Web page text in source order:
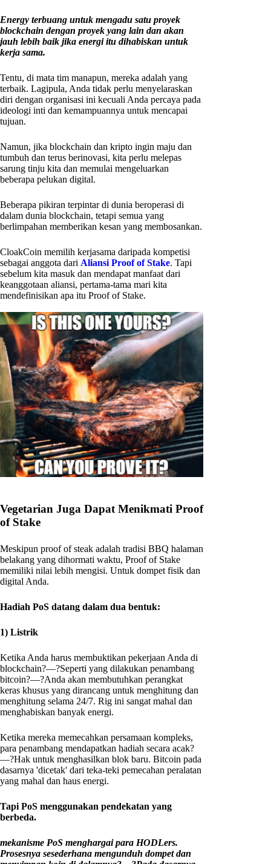
Energy terbuang untuk mengadu satu proyek
blockchain dengan proyek yang lain dan akan
jauh lebih baik jika energi itu dihabiskan untuk
kerja sama.
Tentu, di mata tim manapun, mereka adalah yang
terbaik. Lagipula, Anda tidak perlu menyelaraskan
diri dengan organisasi ini kecuali Anda percaya pada
ideologi inti dan kemampuannya untuk mencapai
tujuan.
Namun, jika blockchain dan kripto ingin maju dan
tumbuh dan terus berinovasi, kita perlu melepas
sarung tinju kita dan memulai mengeluarkan
beberapa pelukan digital.
Beberapa pikiran terpintar di dunia beroperasi di
dalam dunia blockchain, tetapi semua yang
berlimpahan memberikan kesan yang membosankan.
CloakCoin memilih kerjasama daripada kompetisi
sebagai anggota dari Aliansi Proof of Stake. Tapi
sebelum kita masuk dan mendapat manfaat dari
keanggotaan aliansi, pertama-tama mari kita
mendefinisikan apa itu Proof of Stake.
Vegetarian Juga Dapat Menikmati Proof
of Stake
Meskipun proof of steak adalah tradisi BBQ halaman
belakang yang dihormati waktu, Proof of Stake
memiliki nilai lebih mengisi. Untuk dompet fisik dan
digital Anda.
Hadiah PoS datang dalam dua bentuk:
1) Listrik
Ketika Anda harus membuktikan pekerjaan Anda di
blockchain?—?Seperti yang dilakukan penambang
bitcoin?—?Anda akan membutuhkan perangkat
keras khusus yang dirancang untuk menghitung dan
menghitung selama 24/7. Rig ini sangat mahal dan
menghabiskan banyak energi.
Ketika mereka memecahkan persamaan kompleks,
para penambang mendapatkan hadiah secara acak?
—?Hak untuk menghasilkan blok baru. Bitcoin pada
dasarnya 'dicetak' dari teka-teki pemecahan peralatan
yang mahal dan haus energi.
Tapi PoS menggunakan pendekatan yang
berbeda.
mekanisme PoS menghargai para HODLers.
Prosesnya sesederhana mengunduh dompet dan